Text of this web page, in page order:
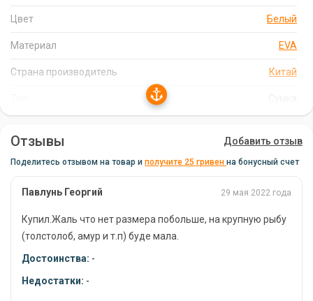
впитывает неприятные запахи, что делает сумку гигиеничной
сумка подходит для хранения и
транспортировки различных рыболовных принадлежностей,
включая свежую рыбу, мальков, прикормку и снасти.
Характеристики:
Объем: 14 литров
Материал: EVA (вспененный этиленвинилацетат)
Страна-производитель: Китай
Тип: сумка
Цвет Белый
Материал EVA
Страна производитель Китай
Отзывы Добавить отзыв
Поделитесь отзывом на товар и получите 25 гривен на бонусный счет
Павлунь Георгий 29 мая 2022 года
Купил.Жаль что нет размера побольше, на крупную рыбу
(толстолоб, амур и т.п) буде мала.
Достоинства: -
Недостатки: -